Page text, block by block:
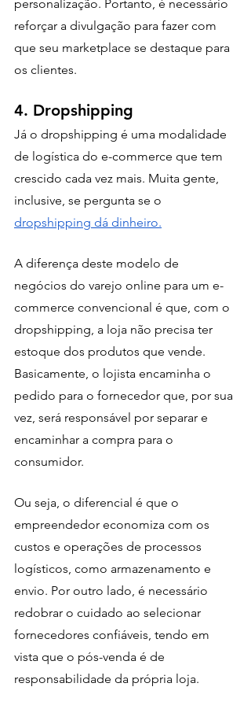
personalização. Portanto, é necessário
reforçar a divulgação para fazer com
que seu marketplace se destaque para
os clientes.
4. Dropshipping
Já o dropshipping é uma modalidade
de logística do e-commerce que tem
crescido cada vez mais. Muita gente,
inclusive, se pergunta se o
dropshipping dá dinheiro.
A diferença deste modelo de
negócios do varejo online para um e-
commerce convencional é que, com o
dropshipping, a loja não precisa ter
estoque dos produtos que vende.
Basicamente, o lojista encaminha o
pedido para o fornecedor que, por sua
vez, será responsável por separar e
encaminhar a compra para o
consumidor.
Ou seja, o diferencial é que o
empreendedor economiza com os
custos e operações de processos
logísticos, como armazenamento e
envio. Por outro lado, é necessário
redobrar o cuidado ao selecionar
fornecedores confiáveis, tendo em
vista que o pós-venda é de
responsabilidade da própria loja.